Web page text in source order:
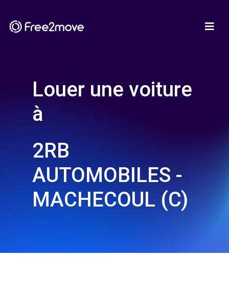
Louer une voiture
à
2RB
AUTOMOBILES -
MACHECOUL (C)